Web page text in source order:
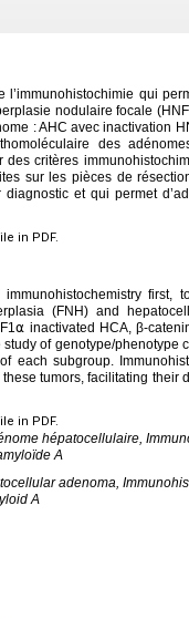
l’immunohistochimie qui
nodulaire focale
: AHC avec inactivation
des
des critères
sur les pièces de
et qui permet
in PDF.
first,
(FNH) and
inactivated HCA, β-
of genotype/phenotype
each subgroup.
tumors, facilitating their
in PDF.
hépatocellulaire,
A
adenoma,
A